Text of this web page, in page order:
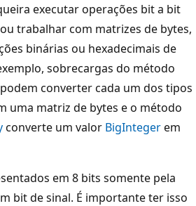
executar operações bit a bit
trabalhar com matrizes de bytes,
binárias ou hexadecimais de
sobrecargas do método
podem converter cada um dos tipos
uma matriz de bytes e o método
converte um valor BigIntegerem
em 8 bits somente pela
bit de sinal. É importante ter isso